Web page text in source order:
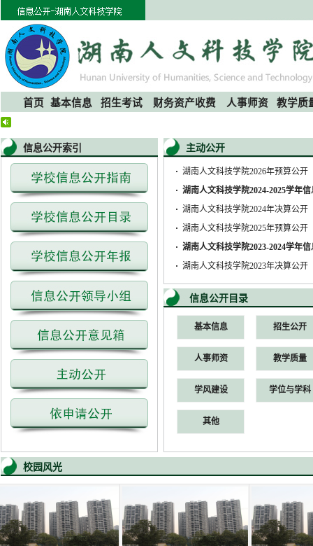
首页 基本信息 招生考试 财务资产收费 人事师资 教学质
信息公开索引 主动公开
· 湖南人文科技学院2026年预算公开
· 湖南人文科技学院2024-2025学年
· 湖南人文科技学院2024年决算公开
· 湖南人文科技学院2025年预算公开
· 湖南人文科技学院2023-2024学年
· 湖南人文科技学院2023年决算公开
信息公开目录
基本信息 招生公开
人事师资 教学质量
学风建设 学位与学科
其他
校园风光